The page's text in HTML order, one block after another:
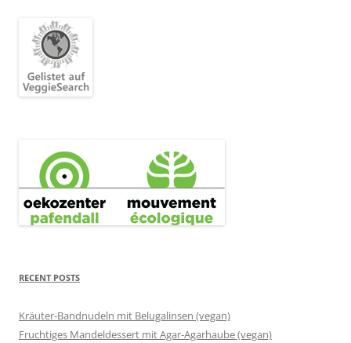
RECENT POSTS
Kräuter-Bandnudeln mit Belugalinsen (vegan)
Fruchtiges Mandeldessert mit Agar-Agarhaube (vegan)